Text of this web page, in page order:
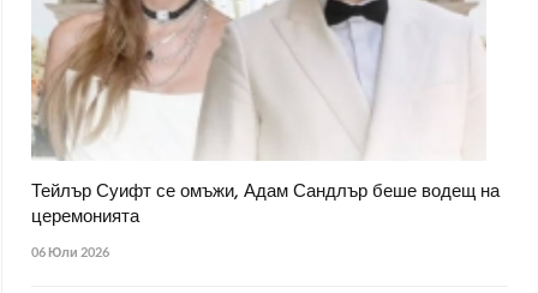
Тейлър Суифт се омъжи, Адам Сандлър беше водещ на
церемонията
06 Юли 2026